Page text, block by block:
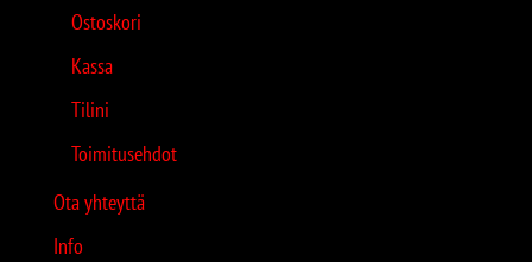
Ostoskori
Kassa
Tilini
Toimitusehdot
Ota yhteyttä
Info